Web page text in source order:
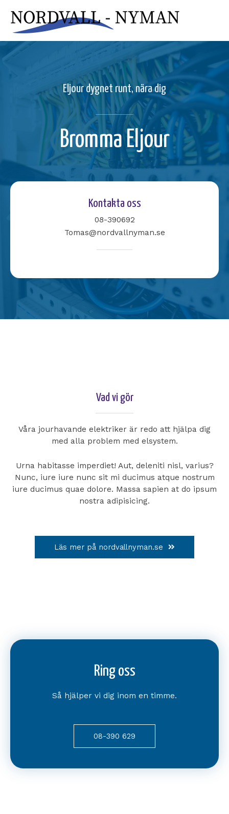
Eljour dygnet runt, nära dig
Bromma Eljour
Kontakta oss
08-390692
Tomas@nordvallnyman.se
Vad vi gör
Våra jourhavande elektriker är redo att hjälpa dig
med alla problem med elsystem.
Urna habitasse imperdiet! Aut, deleniti nisl, varius?
Nunc, iure iure nunc sit mi ducimus atque nostrum
iure ducimus quae dolore. Massa sapien at do ipsum
nostra adipisicing.
Läs mer på nordvallnyman.se
Ring oss
Så hjälper vi dig inom en timme.
08-390 629